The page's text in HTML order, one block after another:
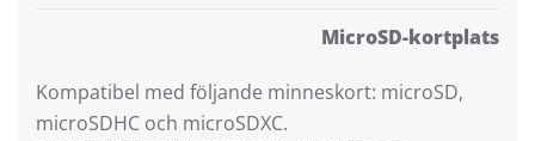
MicroSD-kortplats
Kompatibel med följande minneskort: microSD,
microSDHC och microSDXC.